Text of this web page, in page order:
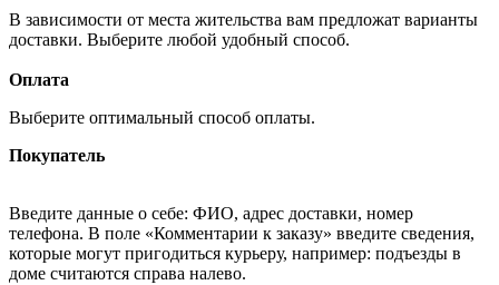
В зависимости от места жительства вам предложат варианты
доставки. Выберите любой удобный способ.
Оплата
Выберите оптимальный способ оплаты.
Покупатель
Введите данные о себе: ФИО, адрес доставки, номер
телефона. В поле «Комментарии к заказу» введите сведения,
которые могут пригодиться курьеру, например: подъезды в
доме считаются справа налево.